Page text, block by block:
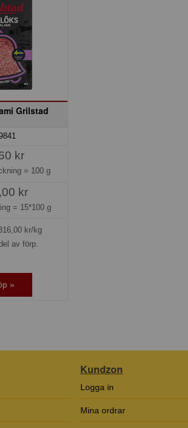
Grilstad
kr
= 100 g
kr
= 15*100 g
kr/kg
av förp.
»
Kundzon
Logga in
Mina ordrar